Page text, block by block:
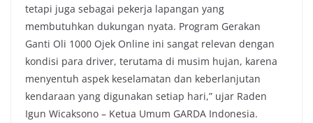
tetapi juga sebagai pekerja lapangan yang
membutuhkan dukungan nyata. Program Gerakan
Ganti Oli 1000 Ojek Online ini sangat relevan dengan
kondisi para driver, terutama di musim hujan, karena
menyentuh aspek keselamatan dan keberlanjutan
kendaraan yang digunakan setiap hari,” ujar Raden
Igun Wicaksono – Ketua Umum GARDA Indonesia.